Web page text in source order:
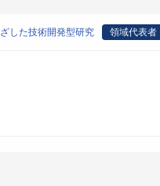
した技術開発型研究 領域代表者